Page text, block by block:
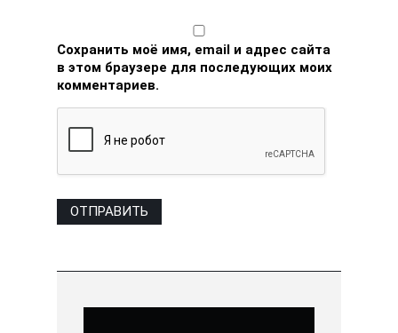
Сохранить моё имя, email и адрес сайта
в этом браузере для последующих моих
комментариев.